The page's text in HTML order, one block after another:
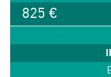
825 €